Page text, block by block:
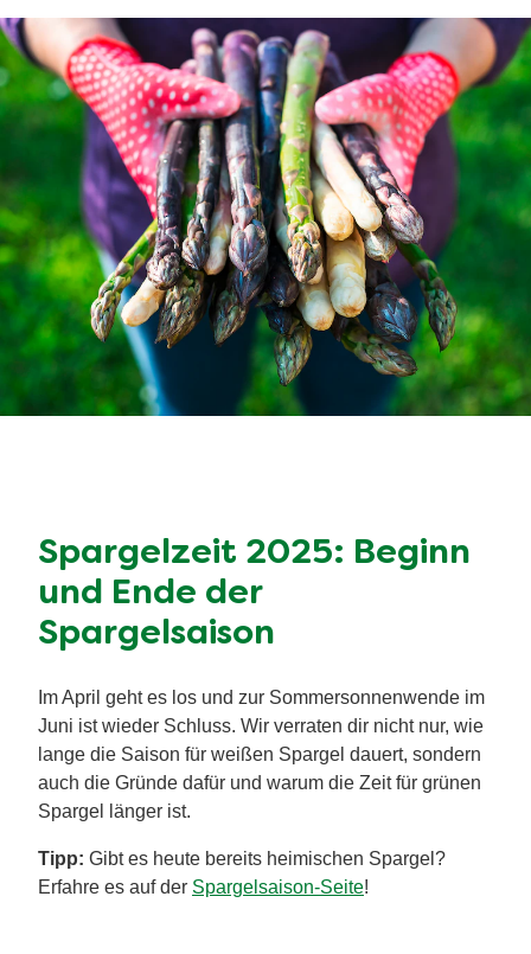
Spargelzeit 2025: Beginn
und Ende der
Spargelsaison
Im April geht es los und zur Sommersonnenwende im
Juni ist wieder Schluss. Wir verraten dir nicht nur, wie
lange die Saison für weißen Spargel dauert, sondern
auch die Gründe dafür und warum die Zeit für grünen
Spargel länger ist.
Tipp: Gibt es heute bereits heimischen Spargel?
Erfahre es auf der Spargelsaison-Seite!